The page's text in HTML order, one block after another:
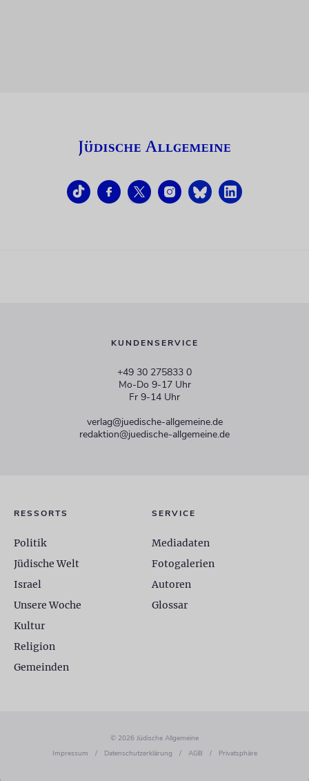
KUNDENSERVICE
+49 30 275833 0
Mo-Do 9-17 Uhr
Fr 9-14 Uhr
verlag@juedische-allgemeine.de
redaktion@juedische-allgemeine.de
RESSORTS
Politik
Jüdische Welt
Israel
Unsere Woche
Kultur
Religion
Gemeinden
SERVICE
Mediadaten
Fotogalerien
Autoren
Glossar
© 2026 Jüdische Allgemeine
Impressum
/ Datenschutzerklärung / AGB / Privatsphäre